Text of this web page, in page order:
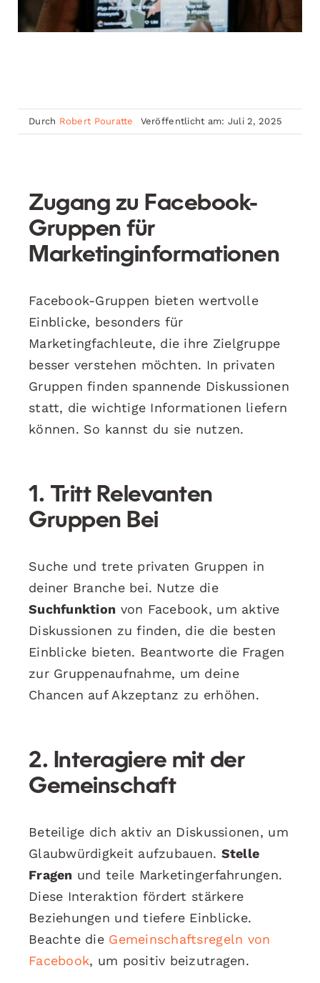
Durch Robert Pouratte Veröffentlicht am: Juli 2, 2025
Zugang zu Facebook-
Gruppen für
Marketinginformationen
Facebook-Gruppen bieten wertvolle
Einblicke, besonders für
Marketingfachleute, die ihre Zielgruppe
besser verstehen möchten. In privaten
Gruppen finden spannende Diskussionen
statt, die wichtige Informationen liefern
können. So kannst du sie nutzen.
1. Tritt Relevanten
Gruppen Bei
Suche und trete privaten Gruppen in
deiner Branche bei. Nutze die
Suchfunktion von Facebook, um aktive
Diskussionen zu finden, die die besten
Einblicke bieten. Beantworte die Fragen
zur Gruppenaufnahme, um deine
Chancen auf Akzeptanz zu erhöhen.
2. Interagiere mit der
Gemeinschaft
Beteilige dich aktiv an Diskussionen, um
Glaubwürdigkeit aufzubauen. Stelle
Fragen und teile Marketingerfahrungen.
Diese Interaktion fördert stärkere
Beziehungen und tiefere Einblicke.
Beachte die Gemeinschaftsregeln von
Facebook, um positiv beizutragen.